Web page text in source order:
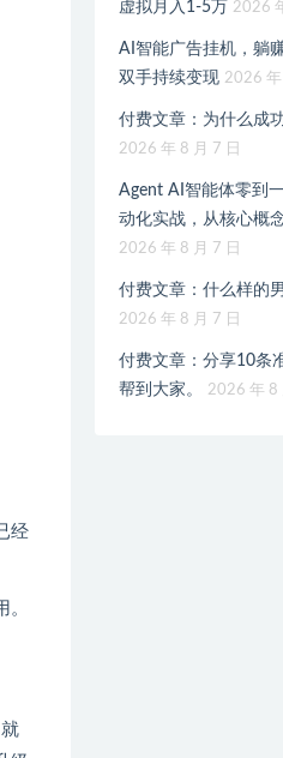
经
虚拟月入1-5万 2026
AI智能广告挂机，躺
双手持续变现 2026 年
付费文章：为什么成
2026 年 8 月 7 日
Agent AI智能体零到
动化实战，从核心概
2026 年 8 月 7 日
付费文章：什么样的
2026 年 8 月 7 日
付费文章：分享10条
帮到大家。
2026 年 8